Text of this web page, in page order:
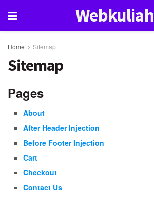
Webkuliah
Home Sitemap
Sitemap
Pages
About
After Header Injection
Before Footer Injection
Cart
Checkout
Contact Us